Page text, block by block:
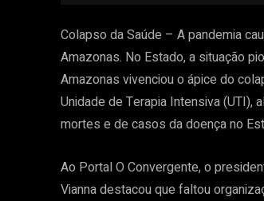
Colapso da Saúde – A pandemia
Amazonas. No Estado, a situação
Amazonas vivenciou o ápice do
Unidade de Terapia Intensiva
mortes e de casos da doença no
Ao Portal O Convergente, o
Vianna destacou que faltou